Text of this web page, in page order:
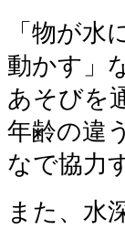
「物が
動かす」
あそびを
年齢の違
なで協力
また、水